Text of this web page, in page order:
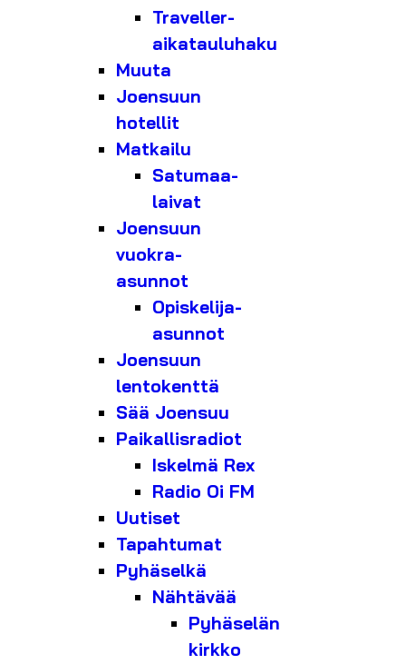
Traveller-
aikatauluhaku
Muuta
Joensuun
hotellit
Matkailu
Satumaa-
laivat
Joensuun
vuokra-
asunnot
Opiskelija-
asunnot
Joensuun
lentokenttä
Sää Joensuu
Paikallisradiot
Iskelmä Rex
Radio Oi FM
Uutiset
Tapahtumat
Pyhäselkä
Nähtävää
Pyhäselän
kirkko